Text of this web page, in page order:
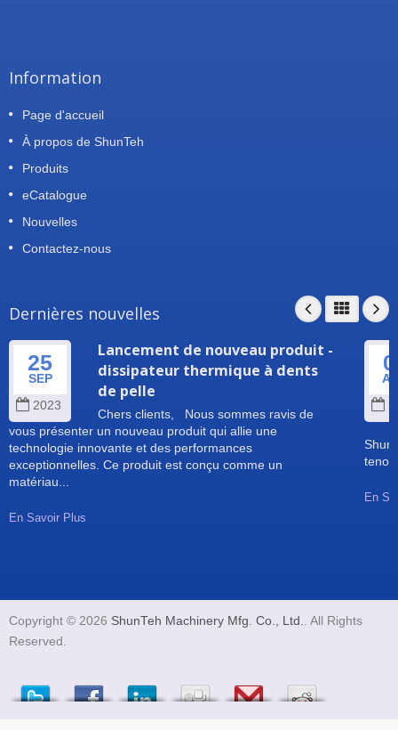
Information
Page d'accueil
À propos de ShunTeh
Produits
eCatalogue
Nouvelles
Contactez-nous
Dernières nouvelles
25
SEP
2023
Lancement de nouveau produit -
dissipateur thermique à dents
de pelle
Chers clients, Nous sommes ravis de
vous présenter un nouveau produit qui allie une
technologie innovante et des performances
exceptionnelles. Ce produit est conçu comme un
matériau...
En Savoir Plus
Shun
En
Copyright © 2026 ShunTeh Machinery Mfg. Co., Ltd.. All Rights
Reserved.